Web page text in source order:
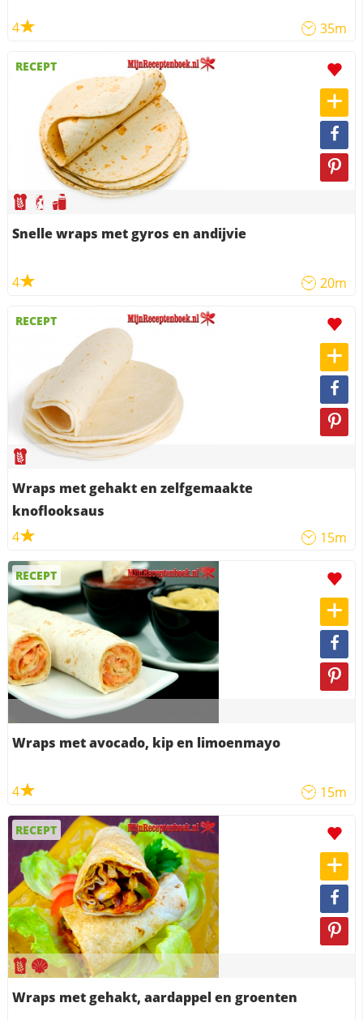
4 35m
RECEPT
Snelle wraps met gyros en andijvie
4 20m
RECEPT
Wraps met gehakt en zelfgemaakte
knoflooksaus
4
15m
RECEPT
Wraps met avocado, kip en limoenmayo
4 15m
RECEPT
Wraps met gehakt, aardappel en groenten